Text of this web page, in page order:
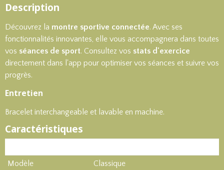
Description
Découvrez la montre sportive connectée. Avec ses
fonctionnalités innovantes, elle vous accompagnera dans toutes
vos séances de sport. Consultez vos stats d'exercice
directement dans l'app pour optimiser vos séances et suivre vos
progrès.
Entretien
Bracelet interchangeable et lavable en machine.
Caractéristiques
Modèle
Classique